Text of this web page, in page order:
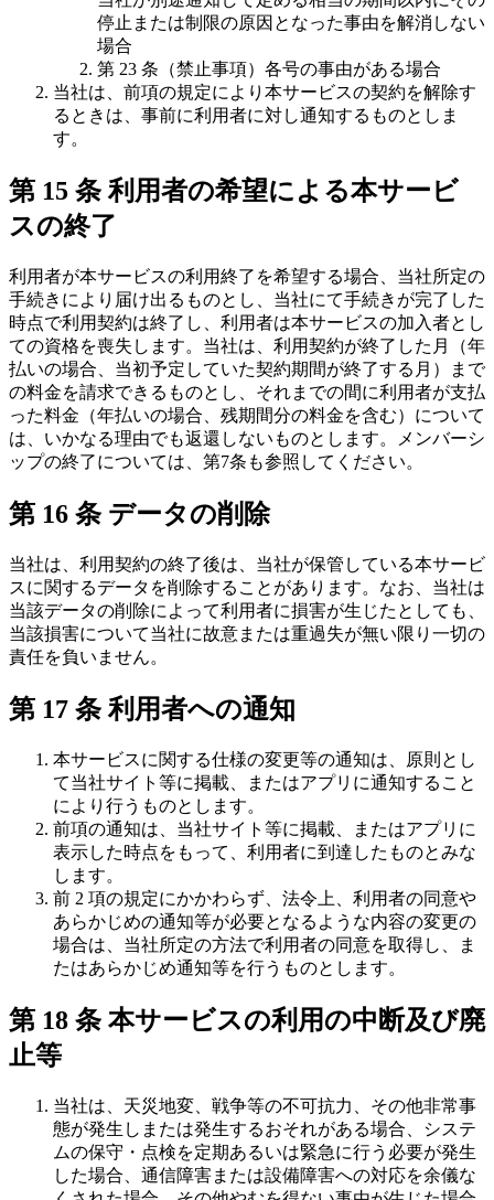
停止または制限の原因となった事由を解消しない
場合
第 23 条（禁止事項）各号の事由がある場合
当社は、前項の規定により本サービスの契約を解除す
るときは、事前に利用者に対し通知するものとしま
す。
第 15 条 利用者の希望による本サービ
スの終了
利用者が本サービスの利用終了を希望する場合、当社所定の
手続きにより届け出るものとし、当社にて手続きが完了した
時点で利用契約は終了し、利用者は本サービスの加入者とし
ての資格を喪失します。当社は、利用契約が終了した月（年
払いの場合、当初予定していた契約期間が終了する月）まで
の料金を請求できるものとし、それまでの間に利用者が支払
った料金（年払いの場合、残期間分の料金を含む）について
は、いかなる理由でも返還しないものとします。メンバーシ
ップの終了については、第7条も参照してください。
第 16 条 データの削除
当社は、利用契約の終了後は、当社が保管している本サービ
スに関するデータを削除することがあります。なお、当社は
当該データの削除によって利用者に損害が生じたとしても、
当該損害について当社に故意または重過失が無い限り一切の
責任を負いません。
第 17 条 利用者への通知
本サービスに関する仕様の変更等の通知は、原則とし
て当社サイト等に掲載、またはアプリに通知すること
により行うものとします。
前項の通知は、当社サイト等に掲載、またはアプリに
表示した時点をもって、利用者に到達したものとみな
します。
前 2 項の規定にかかわらず、法令上、利用者の同意や
あらかじめの通知等が必要となるような内容の変更の
場合は、当社所定の方法で利用者の同意を取得し、ま
たはあらかじめ通知等を行うものとします。
第 18 条 本サービスの利用の中断及び廃
止等
当社は、天災地変、戦争等の不可抗力、その他非常事
態が発生しまたは発生するおそれがある場合、システ
ムの保守・点検を定期あるいは緊急に行う必要が発生
した場合、通信障害または設備障害への対応を余儀な